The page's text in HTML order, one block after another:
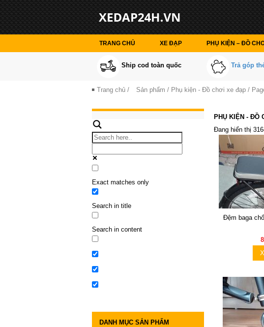
TRANG CHỦ XE ĐẠP PHỤ KIỆN – ĐỒ
Ship cod toàn quốc Trả góp
Trang chủ / Sản phẩm / Phụ kiện - Đồ chơi xe đạp /
Exact matches only
Search in title
Search in content
DANH MỤC SẢN PHẨM
PHỤ KIỆN - ĐỒ
Đang hiển thị
Đệm baga